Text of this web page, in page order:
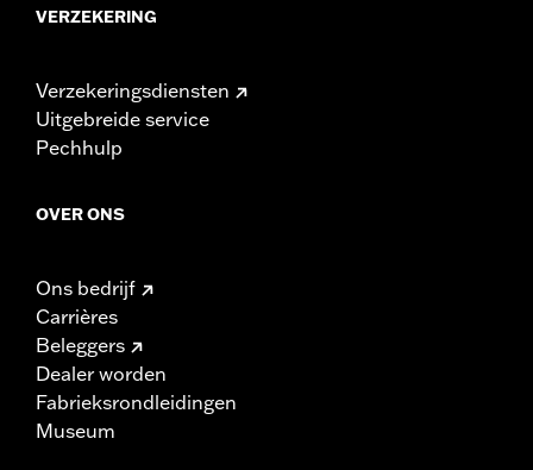
VERZEKERING
Verzekeringsdiensten
Uitgebreide service
Pechhulp
OVER ONS
Ons bedrijf
Carrières
Beleggers
Dealer worden
Fabrieksrondleidingen
Museum